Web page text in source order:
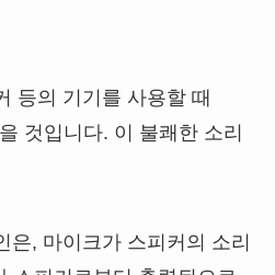
등의 기기를 사용할 때
것입니다. 이 불쾌한 소리
은, 마이크가 스피커의 소리